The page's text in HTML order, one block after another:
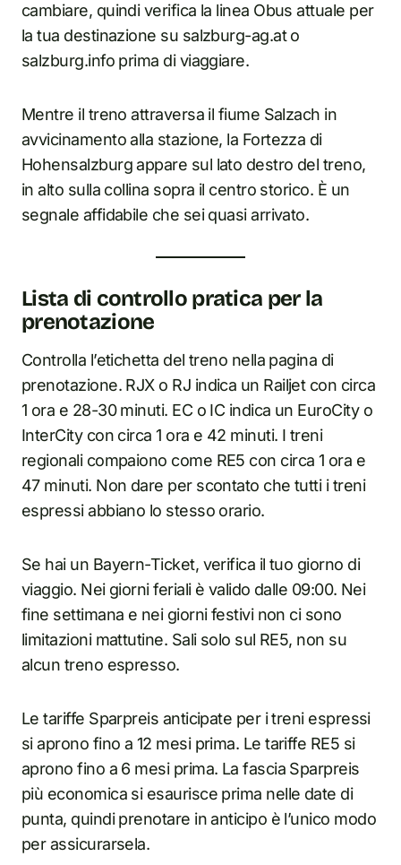
cambiare, quindi verifica la linea Obus attuale per
la tua destinazione su salzburg-ag.at o
salzburg.info prima di viaggiare.
Mentre il treno attraversa il fiume Salzach in
avvicinamento alla stazione, la Fortezza di
Hohensalzburg appare sul lato destro del treno,
in alto sulla collina sopra il centro storico. È un
segnale affidabile che sei quasi arrivato.
Lista di controllo pratica per la
prenotazione
Controlla l’etichetta del treno nella pagina di
prenotazione. RJX o RJ indica un Railjet con circa
1 ora e 28-30 minuti. EC o IC indica un EuroCity o
InterCity con circa 1 ora e 42 minuti. I treni
regionali compaiono come RE5 con circa 1 ora e
47 minuti. Non dare per scontato che tutti i treni
espressi abbiano lo stesso orario.
Se hai un Bayern-Ticket, verifica il tuo giorno di
viaggio. Nei giorni feriali è valido dalle 09:00. Nei
fine settimana e nei giorni festivi non ci sono
limitazioni mattutine. Sali solo sul RE5, non su
alcun treno espresso.
Le tariffe Sparpreis anticipate per i treni espressi
si aprono fino a 12 mesi prima. Le tariffe RE5 si
aprono fino a 6 mesi prima. La fascia Sparpreis
più economica si esaurisce prima nelle date di
punta, quindi prenotare in anticipo è l’unico modo
per assicurarsela.